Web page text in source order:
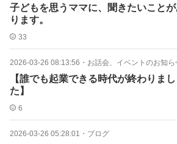
子どもを思うママに、聞きたいこと
ります。
33
2026-03-26 08:13:56 ・ お話会、イベントのお知ら
【誰でも起業できる時代が終わりまし
た】
6
2026-03-26 05:28:01 ・ ブログ